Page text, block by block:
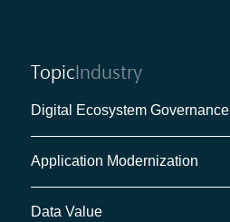
TopicIndustry
Digital Ecosystem Governance
Application Modernization
Data Value